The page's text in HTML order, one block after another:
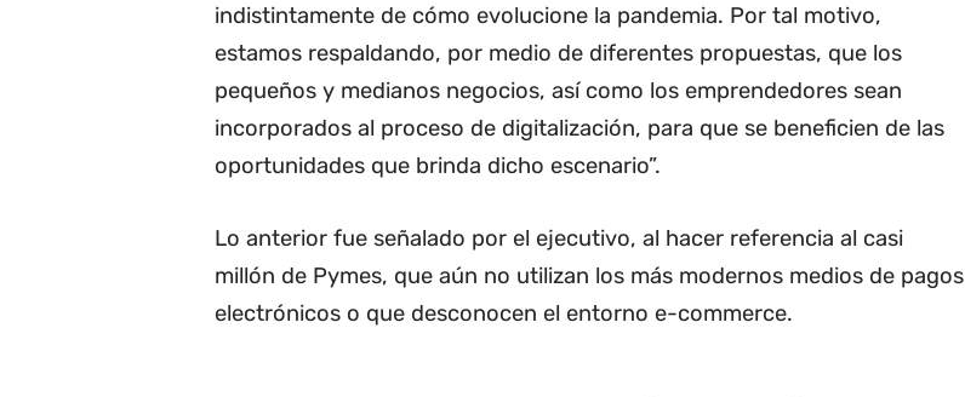
indistintamente de cómo evolucione la pandemia. Por tal motivo,
estamos respaldando, por medio de diferentes propuestas, que los
pequeños y medianos negocios, así como los emprendedores sean
incorporados al proceso de digitalización, para que se beneficien de las
oportunidades que brinda dicho escenario”.
Lo anterior fue señalado por el ejecutivo, al hacer referencia al casi
millón de Pymes, que aún no utilizan los más modernos medios de pagos
electrónicos o que desconocen el entorno e-commerce.